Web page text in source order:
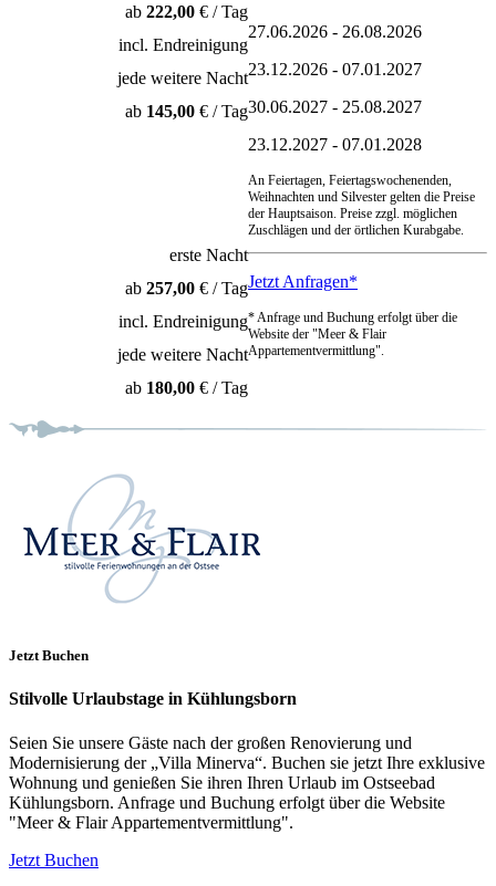
ab 222,00€ / Tag
incl. Endreinigung
jede weitere Nacht
ab 145,00€ / Tag
27.06.2026 - 26.08.2026
23.12.2026 - 07.01.2027
30.06.2027 - 25.08.2027
23.12.2027 - 07.01.2028
erste Nacht
ab 257,00€ / Tag
incl. Endreinigung
jede weitere Nacht
ab 180,00€ / Tag
An Feiertagen, Feiertagswochenenden,
Weihnachten und Silvester gelten die Preise
der Hauptsaison. Preise zzgl. möglichen
Zuschlägen und der örtlichen Kurabgabe.
Jetzt Anfragen*
* Anfrage und Buchung erfolgt über die
Website der "Meer & Flair
Appartementvermittlung".
Jetzt Buchen
Stilvolle Urlaubstage in Kühlungsborn
Seien Sie unsere Gäste nach der großen Renovierung und
Modernisierung der „Villa Minerva“. Buchen sie jetzt Ihre exklusive
Wohnung und genießen Sie ihren Ihren Urlaub im Ostseebad
Kühlungsborn. Anfrage und Buchung erfolgt über die Website
"Meer & Flair Appartementvermittlung".
Jetzt Buchen